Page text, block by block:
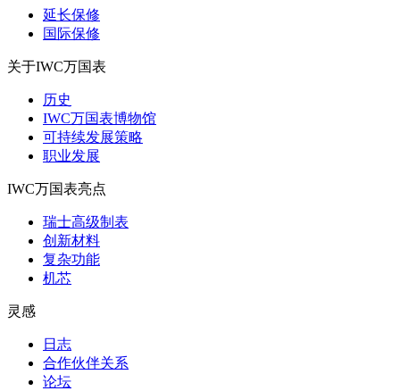
延长保修
国际保修
关于IWC万国表
历史
IWC万国表博物馆
可持续发展策略
职业发展
IWC万国表亮点
瑞士高级制表
创新材料
复杂功能
机芯
灵感
日志
合作伙伴关系
论坛